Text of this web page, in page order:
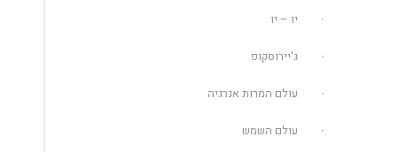
יו – יו
ג'יירוסקופ
עולם המרות אנרגיה
עולם השמש